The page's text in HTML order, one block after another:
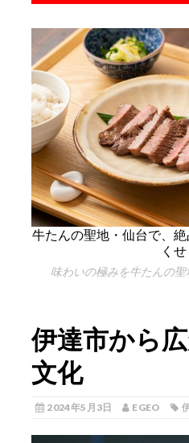
牛たんの聖地・仙台で、
くせ
味わいの極みを牛たんの
伊達市から
文化
2024年5月3日 EGEO